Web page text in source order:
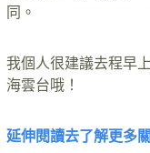
同。
我個人很建議去程早
海雲台哦！
延伸閱讀去了解更多